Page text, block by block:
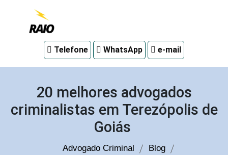
em
Telefone WhatsApp e-mail
20 melhores advogados
criminalistas em Terezópolis de
Goiás
Advogado Criminal
Blog